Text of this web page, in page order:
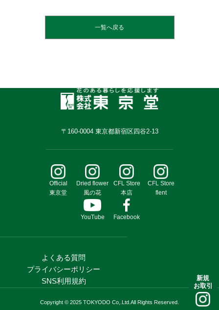
一覧へ戻る
新規
お取引
〒160-0004 東京都新宿区四谷2-13
Copyright © 2025 TOKYODO Co,.Ltd.All Rights Reserved.
Official
東京堂
Dried flower
風の花
CFL Store
本店
CFL Store
flent
YouTube Facebook
よくある質問
プライバシーポリシー
SNS利用規約